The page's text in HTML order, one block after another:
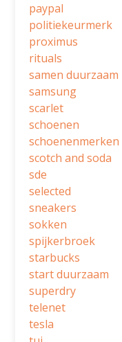
paypal
politiekeurmerk
proximus
rituals
samen duurzaam
samsung
scarlet
schoenen
schoenenmerken
scotch and soda
sde
selected
sneakers
sokken
spijkerbroek
starbucks
start duurzaam
superdry
telenet
tesla